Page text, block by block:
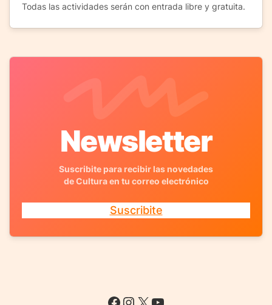
Todas las actividades serán con entrada libre y gratuita.
Newsletter
Suscribite para recibir las novedades
de Cultura en tu correo electrónico
Suscribite